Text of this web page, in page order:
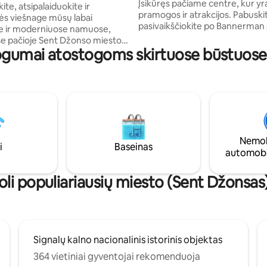
atsipalaiduokite ir
viešnage mūsų labai
ir moderniuose namuose,
pačioje Sent Džonso miesto
už 10 minučių kelio pėsčiomis
George gatvės,
pinti „The Duke“, galbūt
ekskursiją, žygį
arba „The East Cost Trail“!
dienai...jūsų jaukūs ir stilingi
Įsikūręs pačiame centre, kur
pramogos ir atrakcijos.
pasivaikščiokite po Bannerman
istorinių pastatų! • Pėsčiųjų įvertinimas –
90! • Loftas, panašus į pagrindinį
virtuvė • Kavą • televizorių su
televizija • Skalbyklė + džiovyklė
Tylius namus • Greitą Wi-Fi •
automobilių stovėjimo aikštelė
ribose • Profesionaliai išvalyta
atostogoms skirtuose
Baseinas
populiariausių miesto (Sent
Signalų kalno nacionalinis istorinis objektas
364 vietiniai gyventojai rekomenduoja